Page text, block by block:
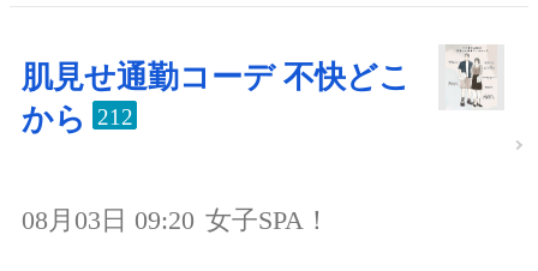
肌見せ通勤コーデ 不快どこ
から
212
08月03日 09:20 女子SPA！